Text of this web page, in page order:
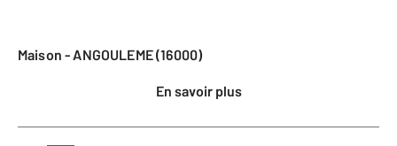
Maison - ANGOULEME (16000)
En savoir plus